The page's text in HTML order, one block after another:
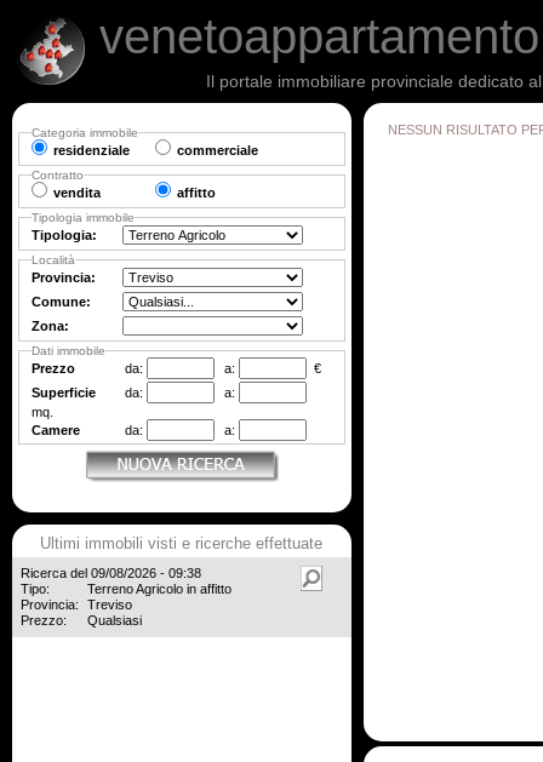
Il portale immobiliare provinciale dedicato
NESSUN RISULTATO
Categoria immobile
residenziale commerciale
Contratto
vendita affitto
Tipologia immobile
Tipologia:
Località
Provincia:
Comune:
Zona:
Dati immobile
Prezzo da: a:
€
Superficie
da:
a:
mq.
Camere
da: a:
Ultimi immobili visti e ricerche effettuate
Ricerca del 09/08/2026 - 09:38
Tipo:
Terreno Agricolo in affitto
Provincia:
Treviso
Prezzo:
Qualsiasi